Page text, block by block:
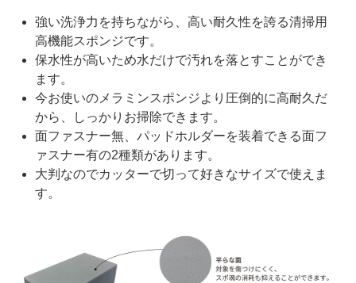
強い洗浄力を持ちながら、高い耐久性を誇る清掃用
高機能スポンジです。
保水性が高いため水だけで汚れを落とすことができ
ます。
今お使いのメラミンスポンジより圧倒的に高耐久だ
から、しっかりお掃除できます。
面ファスナー無、パッドホルダーを装着できる面フ
ァスナー有の2種類があります。
大判なのでカッターで切って好きなサイズで使えま
す。